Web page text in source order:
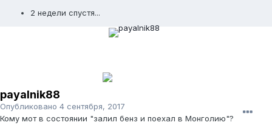
2 недели спустя...
payalnik88
Опубликовано 4 сентября, 2017
Кому мот в состоянии "залил бенз и поехал в Монголию"?